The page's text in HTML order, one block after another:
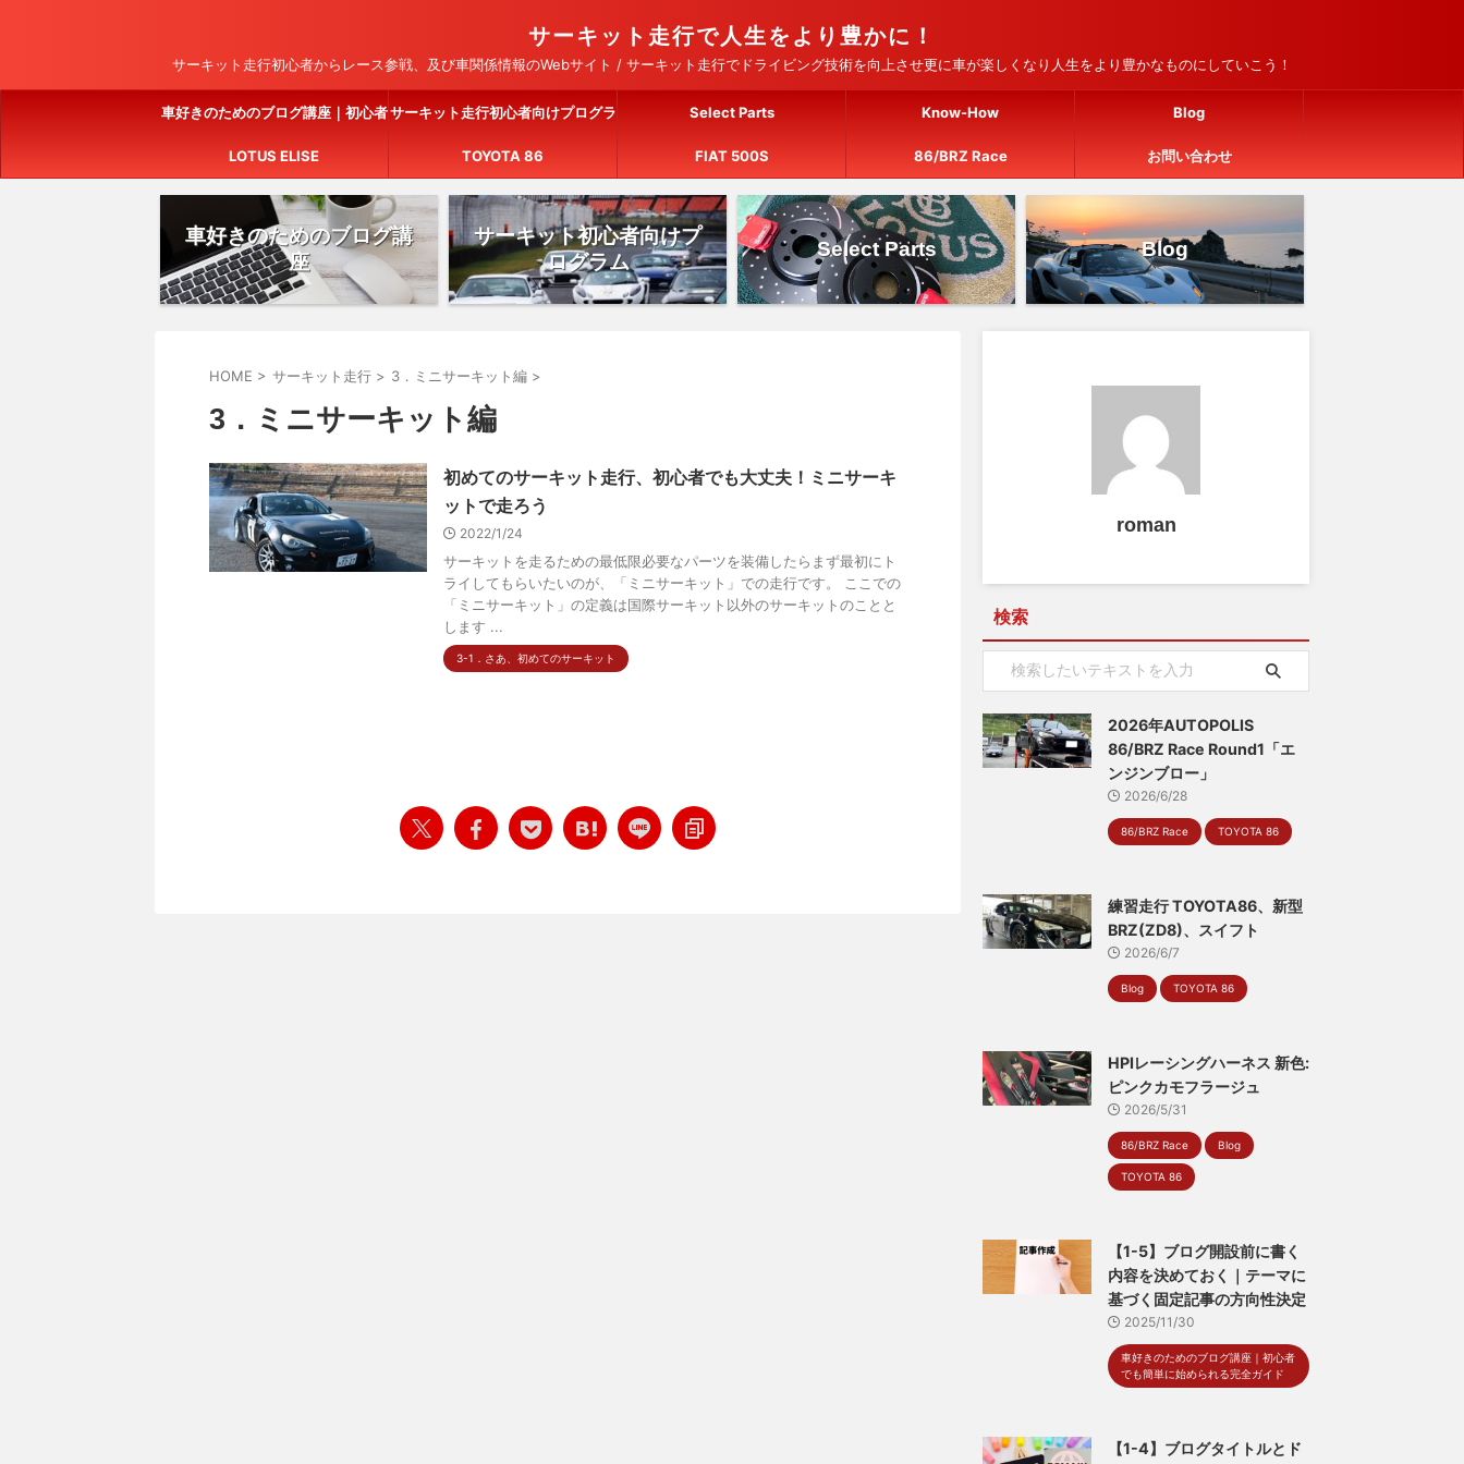
サーキット走行で人生をより豊かに！
サーキット走行初心者からレース参戦、及び車関係情報のWebサイト / サーキット走行でドライビング技術を向上させ更に車が楽しくなり人生をより豊かなものにしていこう！
車好きのためのブログ講座｜初心者
でも簡単に始められる完全ガイド
サーキット走行初心者向けプログラ
ム
Select Parts Know-How Blog
LOTUS ELISE TOYOTA 86 FIAT 500S 86/BRZ Race お問い合わせ
車好きのためのブログ講
座
サーキット初心者向けプ
ログラム
Select Parts Blog
HOME > サーキット走行 > 3．ミニサーキット編 >
3．ミニサーキット編
初めてのサーキット走行、初心者でも大丈夫！ミニサーキ
ットで走ろう
2022/1/24
サーキットを走るための最低限必要なパーツを装備したらまず最初にト
ライしてもらいたいのが、「ミニサーキット」での走行です。 ここでの
「ミニサーキット」の定義は国際サーキット以外のサーキットのことと
します ...
3-1．さあ、初めてのサーキット
roman
検索
2026年AUTOPOLIS
86/BRZ Race Round1「エ
ンジンブロー」
2026/6/28
86/BRZ Race TOYOTA 86
練習走行 TOYOTA86、新型
BRZ(ZD8)、スイフト
2026/6/7
Blog TOYOTA 86
HPIレーシングハーネス 新色:
ピンクカモフラージュ
2026/5/31
86/BRZ Race Blog
TOYOTA 86
【1-5】ブログ開設前に書く
内容を決めておく｜テーマに
基づく固定記事の方向性決定
2025/11/30
車好きのためのブログ講座｜初心者
でも簡単に始められる完全ガイド
【1-4】ブログタイトルとド